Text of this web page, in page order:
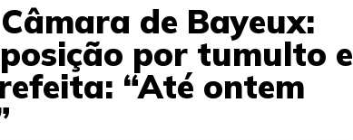
de Bayeux:
por tumulto e
“Até ontem